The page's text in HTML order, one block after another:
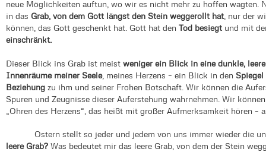
neue Möglichkeiten auftun, wo wir es nicht mehr zu hoffen wagten.
in das Grab, von dem Gott längst den Stein weggerollt hat , nur der
können, das Gott geschenkt hat. Gott hat den Tod besiegt und mit
einschränkt.
Dieser Blick ins Grab ist meist weniger ein Blick in eine dunkle,
Innenräume meiner Seele, meines Herzens – ein Blick in den
Beziehung zu ihm und seiner Frohen Botschaft. Wir können die
Spuren und Zeugnisse dieser Auferstehung wahrnehmen. Wir
„Ohren des Herzens“, das heißt mit großer Aufmerksamkeit hören –
Ostern stellt so jeder und jedem von uns immer wieder die
leere Grab? Was bedeutet mir das leere Grab, von dem der Stein